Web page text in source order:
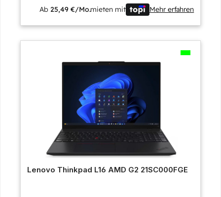
Ab25,49 €/Mo.mieten mit Mehr erfahren
Lenovo Thinkpad L16 AMD G2 21SC000FGE